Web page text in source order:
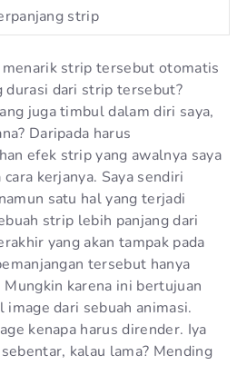
strip
menarik strip tersebut otomatis
durasi dari strip tersebut?
juga timbul dalam diri saya,
Daripada harus
efek strip yang awalnya saya
kerjanya. Saya sendiri
satu hal yang terjadi
strip lebih panjang dari
yang akan tampak pada
tersebut hanya
karena ini bertujuan
dari sebuah animasi.
kenapa harus dirender. Iya
kalau lama? Mending